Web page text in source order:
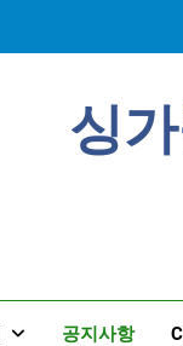
싱
공지사항